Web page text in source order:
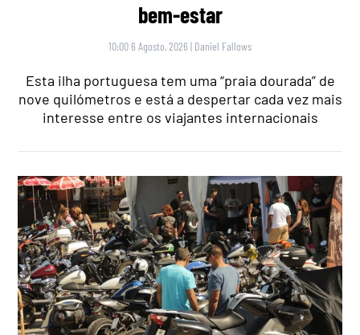
bem-estar
10:00 6 Agosto, 2026 | Daniel Fallows
Esta ilha portuguesa tem uma “praia dourada” de
nove quilómetros e está a despertar cada vez mais
interesse entre os viajantes internacionais